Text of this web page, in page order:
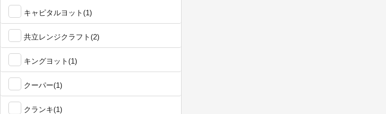
キャピタルヨット(1)
共立レンジクラフト(2)
キングヨット(1)
クーパー(1)
クランキ(1)